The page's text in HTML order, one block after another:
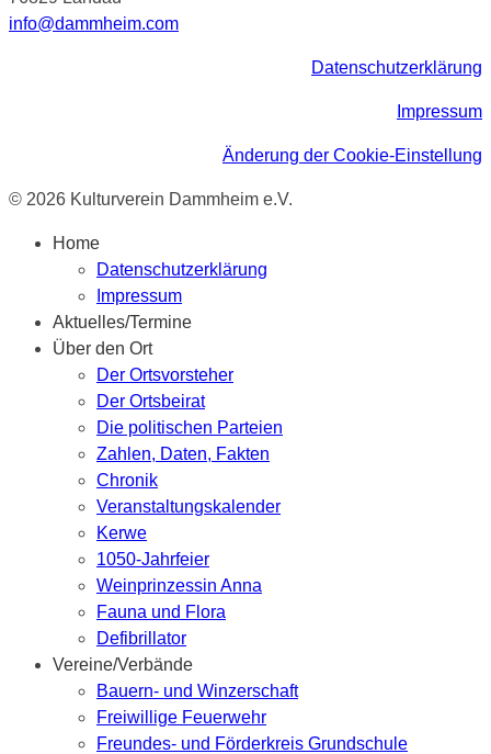
info@dammheim.com
Datenschutzerklärung
Impressum
Änderung der Cookie-Einstellung
© 2026 Kulturverein Dammheim e.V.
Home
Datenschutzerklärung
Impressum
Aktuelles/Termine
Über den Ort
Der Ortsvorsteher
Der Ortsbeirat
Die politischen Parteien
Zahlen, Daten, Fakten
Chronik
Veranstaltungskalender
Kerwe
1050-Jahrfeier
Weinprinzessin Anna
Fauna und Flora
Defibrillator
Vereine/Verbände
Bauern- und Winzerschaft
Freiwillige Feuerwehr
Freundes- und Förderkreis Grundschule